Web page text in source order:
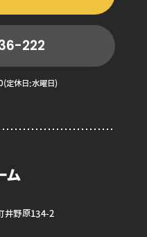
222
(定休日:水曜日)
井野原134-2